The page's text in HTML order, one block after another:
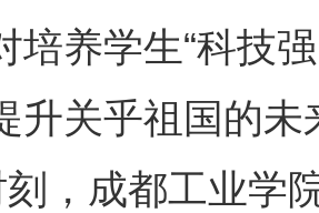
培养学生“科技
升关乎祖国的
刻，成都工业学